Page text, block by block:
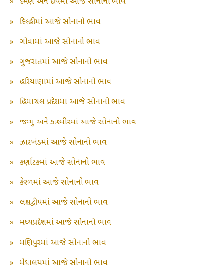
»
દમણ અને દીવમાં આજે સોનાનો ભાવ
»
દિલ્હીમાં આજે સોનાનો ભાવ
»
ગોવામાં આજે સોનાનો ભાવ
»
ગુજરાતમાં આજે સોનાનો ભાવ
»
હરિયાણામાં આજે સોનાનો ભાવ
»
હિમાચલ પ્રદેશમાં આજે સોનાનો ભાવ
»
જમ્મુ અને કાશ્મીરમાં આજે સોનાનો ભાવ
»
ઝારખંડમાં આજે સોનાનો ભાવ
»
કર્ણાટકમાં આજે સોનાનો ભાવ
»
કેરળમાં આજે સોનાનો ભાવ
»
લક્ષદ્વીપમાં આજે સોનાનો ભાવ
»
મધ્યપ્રદેશમાં આજે સોનાનો ભાવ
»
મણિપુરમાં આજે સોનાનો ભાવ
»
મેઘાલયમાં આજે સોનાનો ભાવ